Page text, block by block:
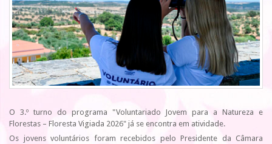
O 3.º turno do programa "Voluntariado Jovem para a Natureza e
Florestas – Floresta Vigiada 2026" já se encontra em atividade.
Os jovens voluntários foram recebidos pelo Presidente da Câmara